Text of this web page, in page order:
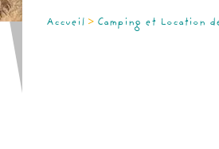
Accueil > Camping et Location